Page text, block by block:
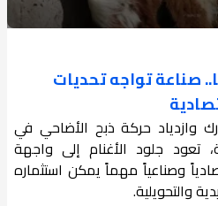
صناعة تواجه تحديات
وازدياد حركة ذبح الأضاحي في
تعود جلود الأغنام إلى واجهة
وصناعياً مهماً يمكن استثماره
والتحويلية.